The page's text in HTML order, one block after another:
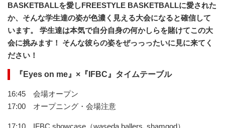
BASKETBALLを愛しFREESTYLE BASKETBALLに愛された
か、そんな学生達の姿が色濃く見える大会になると確信して
います。 学生達は本気で自分自身の何かしらを賭けてこの大
会に挑みます！ そんな彼らの姿をぜっっったいに見に来てく
ださい！
『Eyes on me』×『IFBC』タイムテーブル
16:45 会場オープン
17:00 オープニング・会場注意
17:10 IFBC showcase（waseda ballers, shamgod）